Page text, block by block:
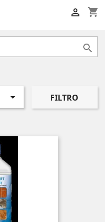
shopping_cart


 FILTRO